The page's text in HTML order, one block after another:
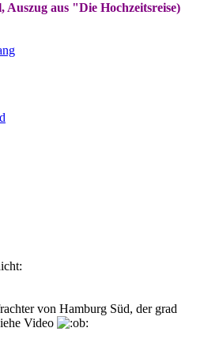
Auszug aus "Die Hochzeitsreise)
von Hamburg Süd, der grad
Video